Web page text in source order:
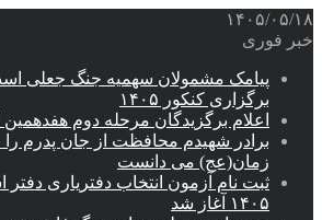
۱۴۰۵/۰۵/۱۸
خبر فوری
پیامک مشمولان سهمیه جنگ جعلی
برگزاری کنکور ۱۴۰۵
اعلام برگزیدگان مرحله دوم هفدهمین
برادر شهیدم محافظت از جان پدرم
زمان(عج) می دانست
ثبت نام آزمون انتخاب دفتریاری
۱۴۰۵ آغاز شد